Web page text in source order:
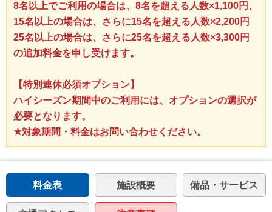
8名以上でご利用の場合は、8名を超える人数×1,100円、
15名以上の場合は、さらに15名を超える人数×2,200円
25名以上の場合は、さらに25名を超える人数×3,300円
の追加料金を申し受けます。
【特別連休必須オプション】
ハイシーズン期間中のご利用には、オプションの選択が
必要となります。
★対象期間・料金はお問い合わせください。
料金表 施設概要 備品・サービス